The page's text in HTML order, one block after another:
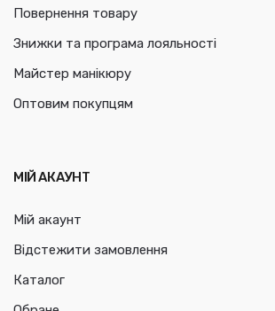
Повернення товару
Знижки та програма лояльності
Майстер манікюру
Оптовим покупцям
МІЙ АКАУНТ
Мій акаунт
Відстежити замовлення
Каталог